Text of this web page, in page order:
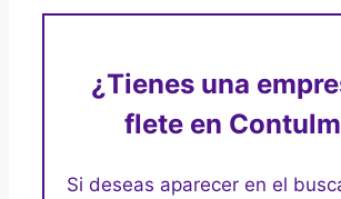
¿Tienes una
flete en
Si deseas aparecer en el